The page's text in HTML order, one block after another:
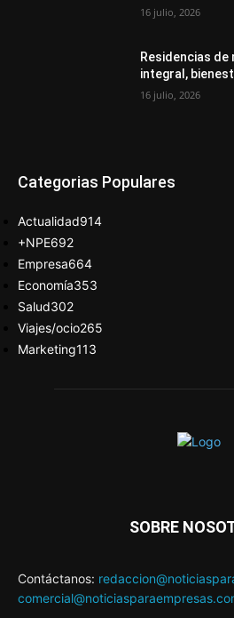
16 julio, 2026
Residencias
integral,
16 julio, 2026
Categorias Populares
Actualidad914
+NPE692
Empresa664
Economía353
Salud302
Viajes/ocio265
Marketing113
SOBRE
Contáctanos: